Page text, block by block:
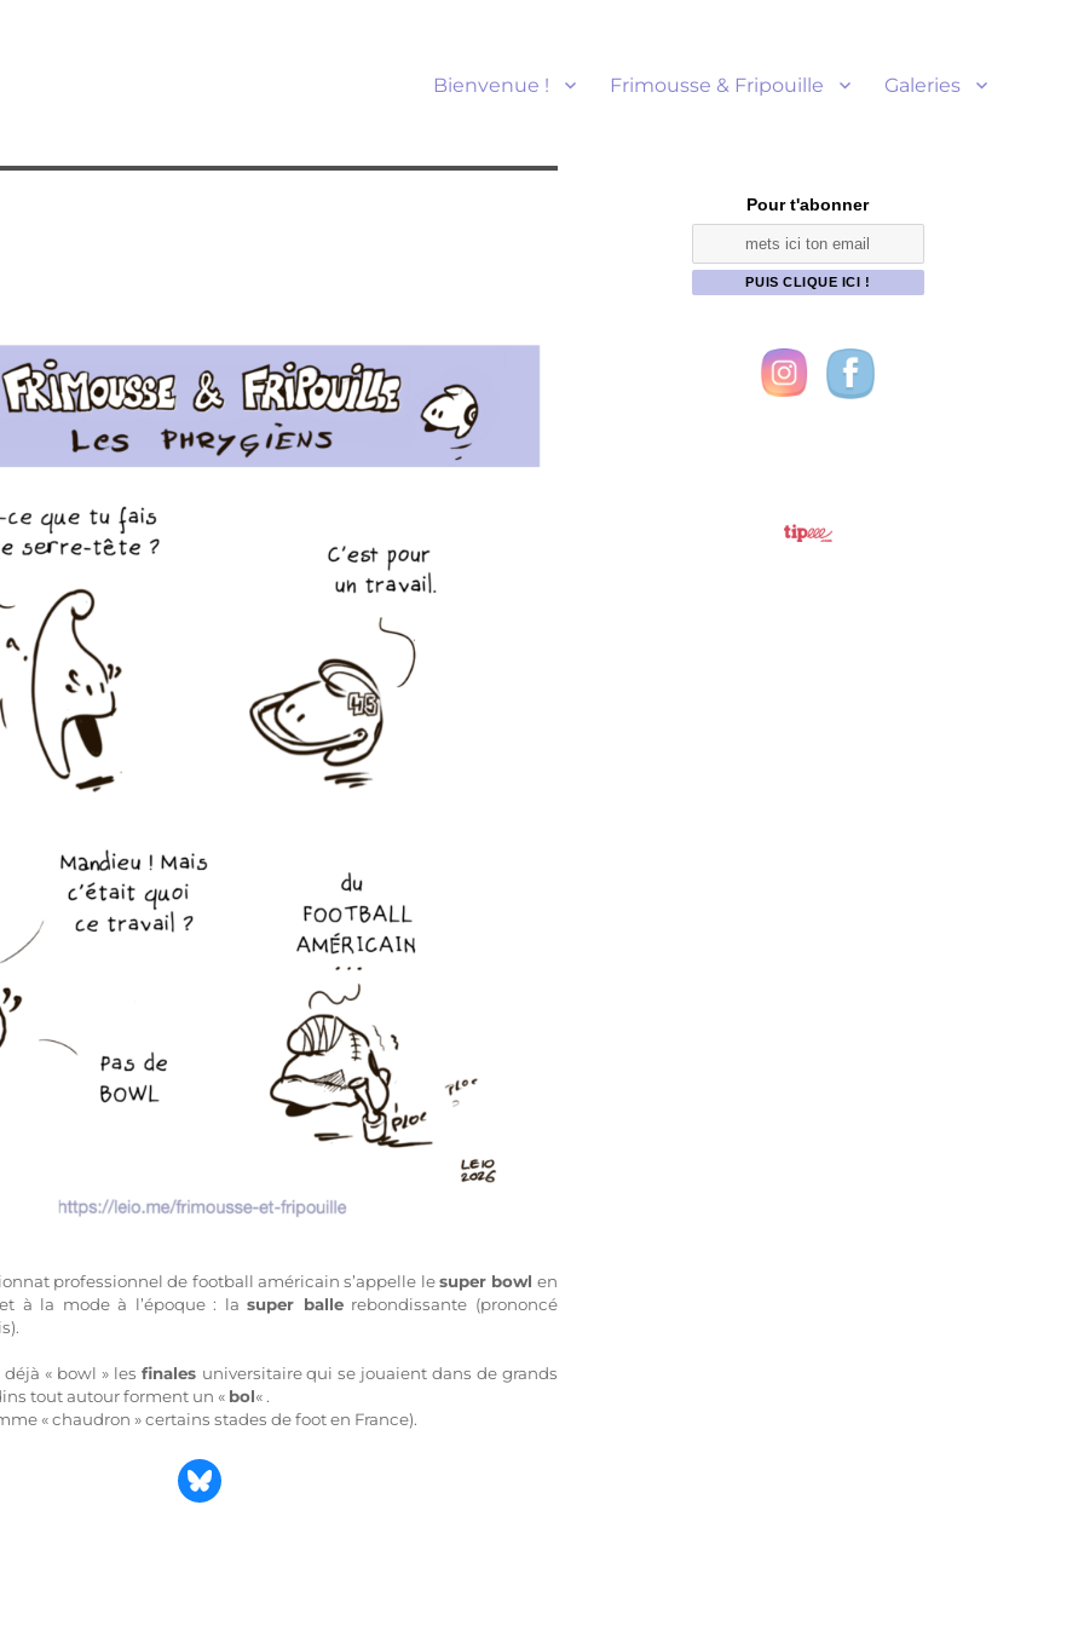
Bienvenue ! Frimousse & Fripouille Galeries
professionnel de football américain s’appelle lesuper bowl en
à la mode à l’époque : lasuper ballerebondissante (prononcé
« bowl » les finales universitaire qui se jouaient dans de grands
tout autour forment un « bol« .
« chaudron » certains stades de foot en France).
Partager sur Bluesky
Pour t'abonner